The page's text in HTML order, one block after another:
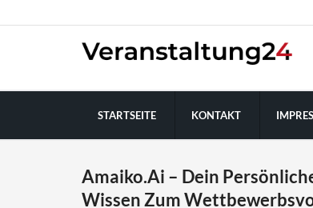
STARTSEITE KONTAKT
Amaiko.ai – Dein
Wissen Zum